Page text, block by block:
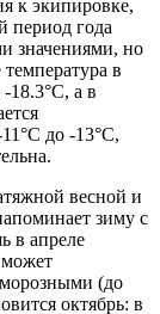
к экипировке,
период года
значениями, но
в
18.3°C, а в
до -13°C,
весной и
зиму с
в апреле
может
морозными (до
октябрь: в